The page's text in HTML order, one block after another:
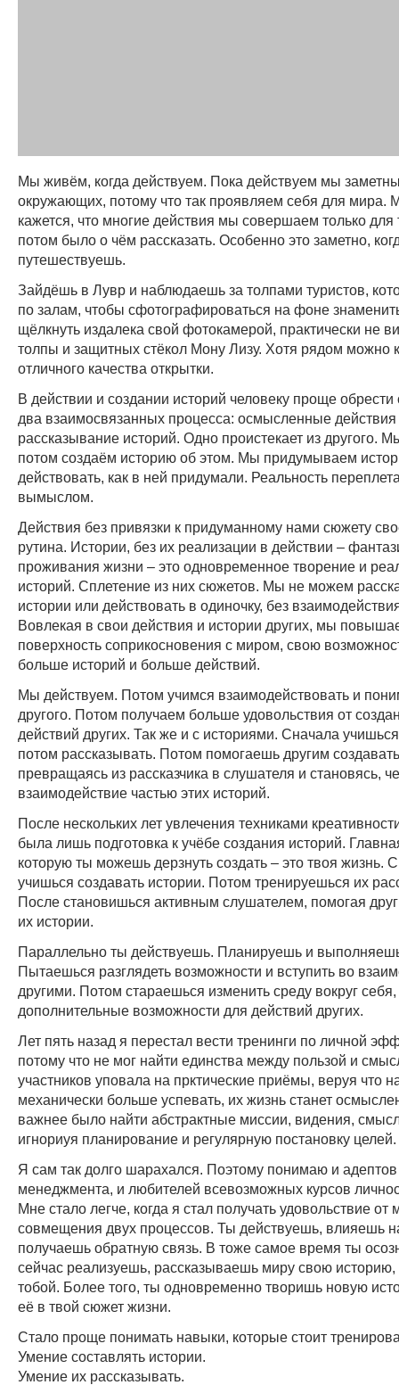
Мы живём, когда действуем. Пока действуем мы
окружающих, потому что так проявляем себя для мира.
кажется, что многие действия мы совершаем только для
потом было о чём рассказать. Особенно это заметно,
путешествуешь.
Зайдёшь в Лувр и наблюдаешь за толпами туристов,
по залам, чтобы сфотографироваться на фоне
щёлкнуть издалека свой фотокамерой, практически не
толпы и защитных стёкол Мону Лизу. Хотя рядом можно
отличного качества открытки.
В действии и создании историй человеку проще
два взаимосвязанных процесса: осмысленные действия
рассказывание историй. Одно проистекает из другого.
потом создаём историю об этом. Мы придумываем
действовать, как в ней придумали. Реальность
вымыслом.
Действия без привязки к придуманному нами сюжету
рутина. Истории, без их реализации в действии –
проживания жизни – это одновременное творение и
историй. Сплетение из них сюжетов. Мы не можем
истории или действовать в одиночку, без
Вовлекая в свои действия и истории других, мы
поверхность соприкосновения с миром, свою
больше историй и больше действий.
Мы действуем. Потом учимся взаимодействовать и
другого. Потом получаем больше удовольствия от
действий других. Так же и с историями. Сначала
потом рассказывать. Потом помогаешь другим
превращаясь из рассказчика в слушателя и становясь,
взаимодействие частью этих историй.
После нескольких лет увлечения техниками
была лишь подготовка к учёбе создания историй.
которую ты можешь дерзнуть создать – это твоя жизнь.
учишься создавать истории. Потом тренируешься их
После становишься активным слушателем, помогая
их истории.
Параллельно ты действуешь. Планируешь и
Пытаешься разглядеть возможности и вступить во
другими. Потом стараешься изменить среду вокруг
дополнительные возможности для действий других.
Лет пять назад я перестал вести тренинги по личной
потому что не мог найти единства между пользой и
участников уповала на прктические приёмы, веруя что
механически больше успевать, их жизнь станет
важнее было найти абстрактные миссии, видения,
игнориуя планирование и регулярную постановку целей.
Я сам так долго шарахался. Поэтому понимаю и
менеджмента, и любителей всевозможных курсов
Мне стало легче, когда я стал получать удовольствие от
совмещения двух процессов. Ты действуешь, влияешь
получаешь обратную связь. В тоже самое время ты
сейчас реализуешь, рассказываешь миру свою
тобой. Более того, ты одновременно творишь новую
её в твой сюжет жизни.
Стало проще понимать навыки, которые стоит
Умение составлять истории.
Умение их рассказывать.